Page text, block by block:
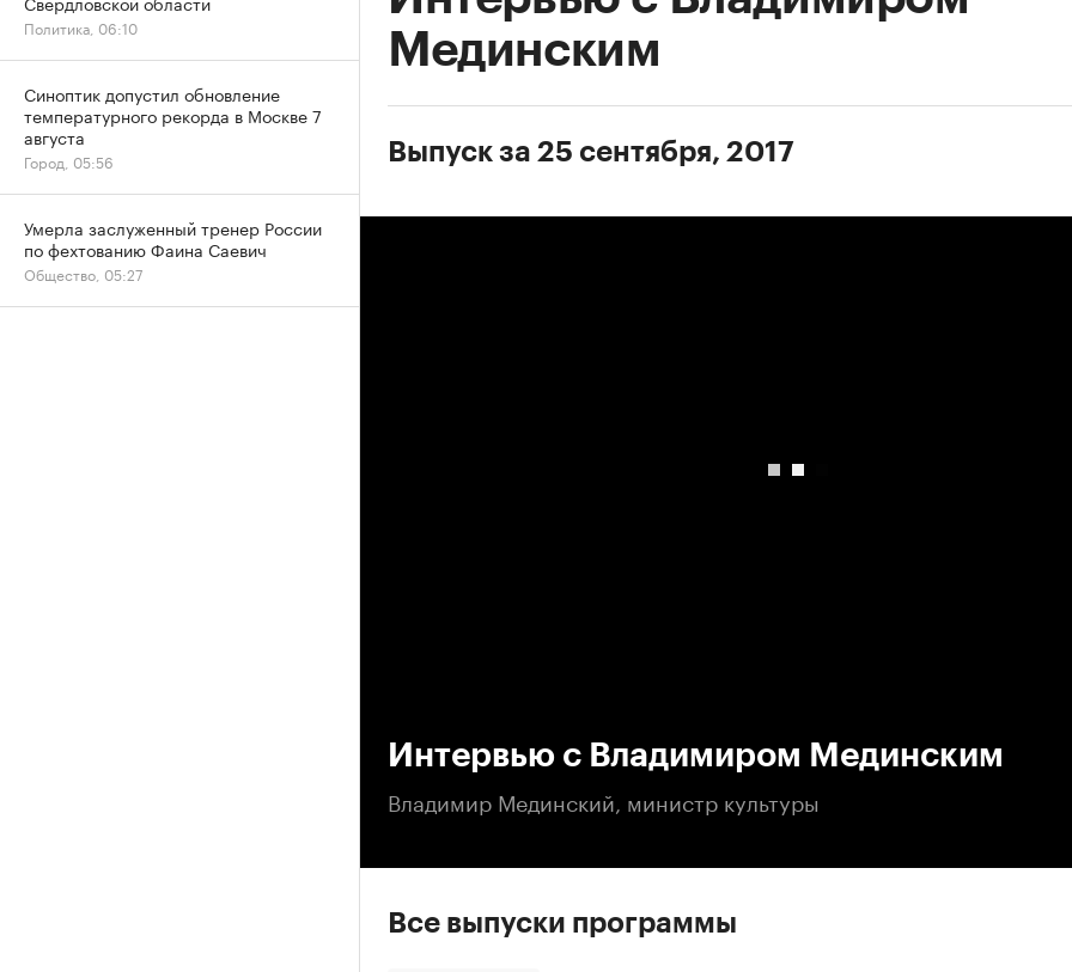
Мединским
Выпуск за 25 сентября, 2017
Интервью с Владимиром Мединским
Владимир Мединский, министр культуры
Все выпуски программы
Политика, 06:10
Синоптик допустил обновление
температурного рекорда в Москве 7
августа
Город, 05:56
Умерла заслуженный тренер России
по фехтованию Фаина Саевич
Общество, 05:27